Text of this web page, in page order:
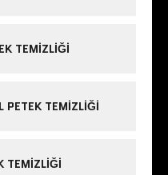
TEMIZLIĞI
PETEK TEMIZLIĞI
TEMIZLIĞI